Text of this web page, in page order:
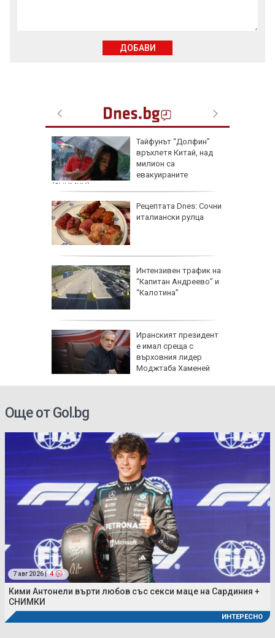
Тайфунът “Долфин”
връхлетя Китай, над
милион са
евакуираните
(СНИМКИ)
Рецептата Dnes: Сочни
италиански рулца
Интензивен трафик на
“Капитан Андреево” и
“Калотина”
Иранският президент
е имал среща с
върховния лидер
Моджтаба Хаменей
ДОБАВИ
Още от Gol.bg
7 авг 2026 | 4
Кими Антонели върти любов със секси маце на Сардиния +
СНИМКИ
ИНТЕРЕСНО